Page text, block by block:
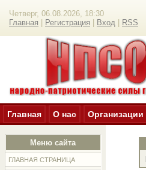
Четверг, 06.08.2026, 18:30
Главная
Регистрация Вход RSS
Главная О нас Организации
Меню сайта
ГЛАВНАЯ СТРАНИЦА